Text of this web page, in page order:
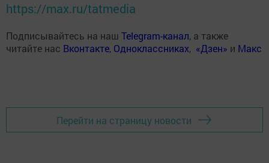
https://max.ru/tatmedia
Подписывайтесь на наш Telegram-канал, а также
читайте нас Вконтакте, Одноклассниках, «Дзен» и Макс
Перейти на страницу новости